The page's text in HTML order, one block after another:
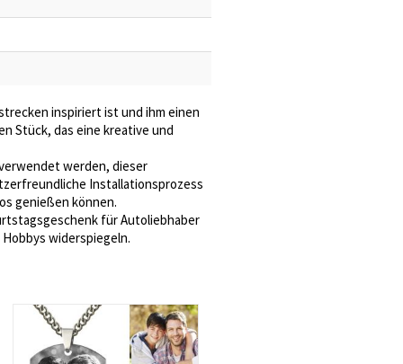
inspiriert ist und ihm einen
Stück, das eine kreative und
werden, dieser
Installationsprozess
genießen können.
für Autoliebhaber
widerspiegeln.